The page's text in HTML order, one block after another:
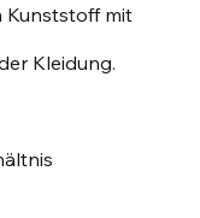
Kunststoff mit
Kleidung.